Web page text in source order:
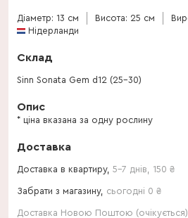
Діаметр: 13 см Висота: 25 см
Нідерланди
Склад
Sinn Sonata Gem d12 (25-30)
Опис
* ціна вказана за одну рослину
Доставка
Доставка в квартиру, 5-7 днів 150 ₴
Забрати з магазину, сьогодні 0 ₴
Доставка Новою Поштою (очікується)